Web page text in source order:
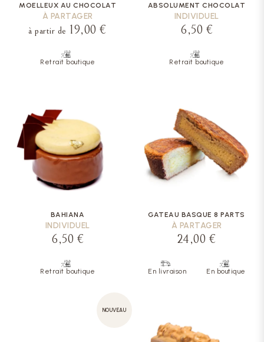
MOELLEUX AU CHOCOLAT
À PARTAGER
à partir de 19,00 €
Retrait boutique
ABSOLUMENT CHOCOLAT
INDIVIDUEL
6,50 €
Retrait boutique
BAHIANA
INDIVIDUEL
6,50 €
Retrait boutique
GATEAU BASQUE 8 PARTS
À PARTAGER
24,00 €
En livraison En boutique
NOUVEAU